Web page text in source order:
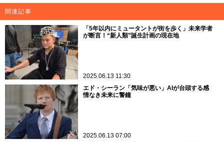
関連記事
「5年以内にミュータントが街を歩く」未来学者
が断言！“新人類”誕生計画の現在地
2025.06.13 11:30
エド・シーラン「気味が悪い」AIが台頭する感
情なき未来に警鐘
2025.06.13 07:00